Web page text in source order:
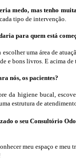
medo, mas tenho
tipo de intervenção.
para quem está
escolher uma área de
e bons livros. E acima
nós, os pacientes?
da higiene bucal,
estrutura de
o seu Consultório
meu espaço e meu